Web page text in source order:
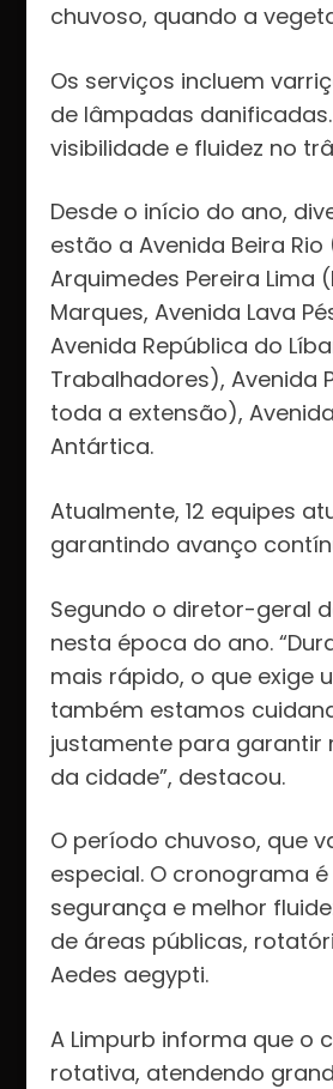
chuvoso, quando a
Os serviços incluem
de lâmpadas
visibilidade e fluidez no
Desde o início do ano,
estão a Avenida Beira
Arquimedes Pereira Lima
Marques, Avenida Lava
Avenida República do
Trabalhadores), Avenida
toda a extensão),
Antártica.
Atualmente, 12 equipes
garantindo avanço
Segundo o diretor-geral
nesta época do ano.
mais rápido, o que exige
também estamos
justamente para garantir
da cidade”, destacou.
O período chuvoso, que
especial. O cronograma
segurança e melhor
de áreas públicas,
Aedes aegypti.
A Limpurb informa que o
rotativa, atendendo